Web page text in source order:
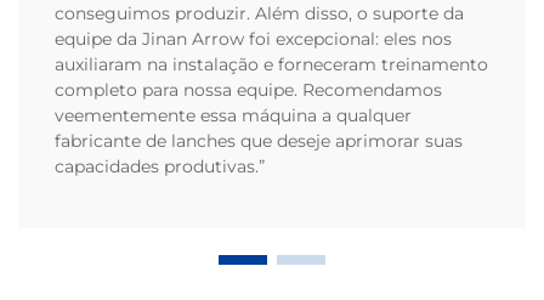
conseguimos produzir. Além disso, o suporte da
equipe da Jinan Arrow foi excepcional: eles nos
auxiliaram na instalação e forneceram treinamento
completo para nossa equipe. Recomendamos
veementemente essa máquina a qualquer
fabricante de lanches que deseje aprimorar suas
capacidades produtivas.”